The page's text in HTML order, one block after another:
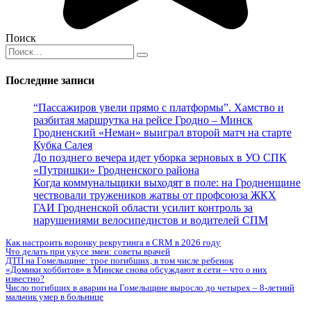
Поиск
Search
for:
Последние записи
“Пассажиров увели прямо с платформы”. Хамство и
разбитая маршрутка на рейсе Гродно – Минск
Гродненский «Неман» выиграл второй матч на старте
Кубка Салея
До позднего вечера идет уборка зерновых в УО СПК
«Путришки» Гродненского района
Когда коммунальщики выходят в поле: на Гродненщине
чествовали тружеников жатвы от профсоюза ЖКХ
ГАИ Гродненской области усилит контроль за
нарушениями велосипедистов и водителей СПМ
Как настроить воронку рекрутинга в CRM в 2026 году
Что делать при укусе змеи: советы врачей
ДТП на Гомельщине: трое погибших, в том числе ребенок
«Домики хоббитов» в Минске снова обсуждают в сети – что о них
известно?
Число погибших в аварии на Гомельщине выросло до четырех – 8-летний
мальчик умер в больнице